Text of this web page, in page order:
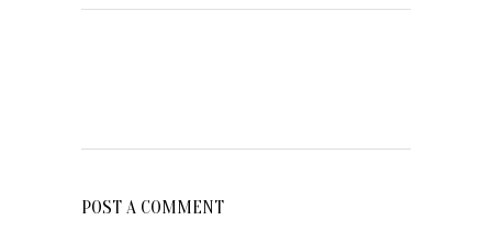
POST A COMMENT